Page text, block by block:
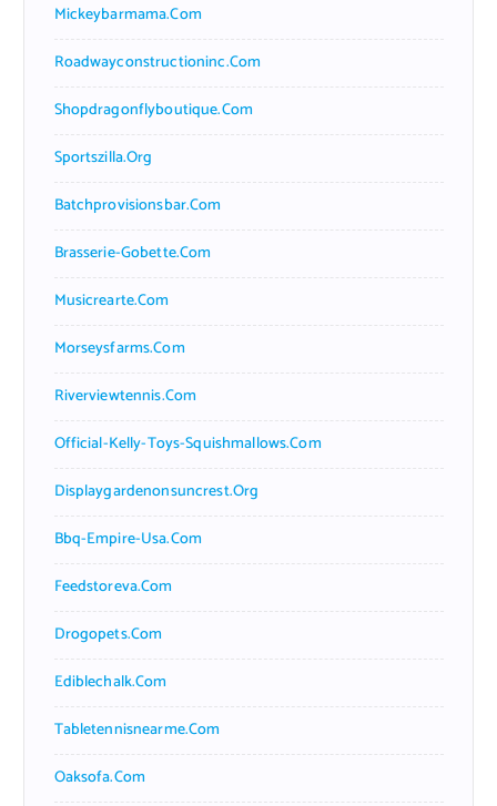
Mickeybarmama.com
Roadwayconstructioninc.com
Shopdragonflyboutique.com
Sportszilla.org
Batchprovisionsbar.com
Brasserie-Gobette.com
Musicrearte.com
Morseysfarms.com
Riverviewtennis.com
Official-Kelly-Toys-Squishmallows.com
Displaygardenonsuncrest.org
Bbq-Empire-Usa.com
Feedstoreva.com
Drogopets.com
Ediblechalk.com
Tabletennisnearme.com
Oaksofa.com